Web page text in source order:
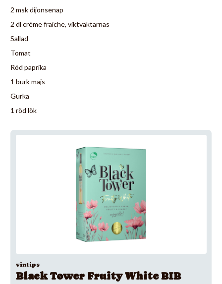
2 msk dijonsenap
2 dl créme fraiche, viktväktarnas
Sallad
Tomat
Röd paprika
1 burk majs
Gurka
1 röd lök
vintips
Black Tower Fruity White BIB